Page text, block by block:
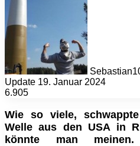
Sebastian
Update 19. Januar 2024
6.905
Wie so viele,
Welle aus den USA in
könnte man